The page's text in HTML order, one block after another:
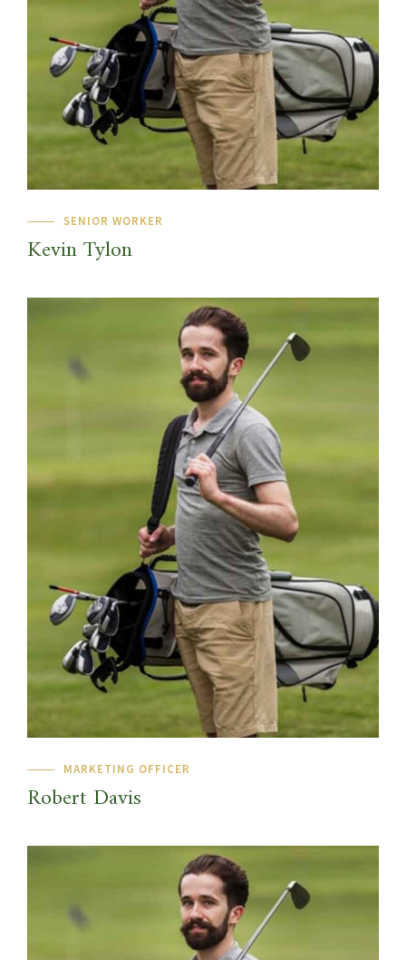
SENIOR WORKER
Kevin Tylon
MARKETING OFFICER
Robert Davis